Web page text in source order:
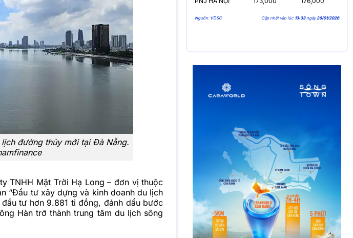
đường thủy mới tại Đà Nẵng.
TNHH Mặt Trời Hạ Long – đơn vị thuộc
“Đầu tư xây dựng và kinh doanh du lịch
tư hơn 9.881 tỉ đồng, đánh dấu bước
Hàn trở thành trung tâm du lịch sông
Nguồn: VDSC Cập nhật vào lúc 13:33ngày26/01/2026